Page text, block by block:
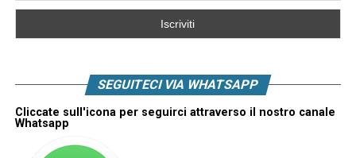
SEGUITECI VIA WHATSAPP
Cliccate sull'icona per seguirci attraverso il nostro canale
Whatsapp